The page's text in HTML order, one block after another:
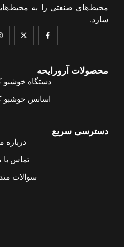
محیط‌های صنعتی را به
سازد.
محصولات آرورایحه
دستگاه خوشبو
اسانس خوشبو
دسترسی سریع
درباره
تماس با
سوالات